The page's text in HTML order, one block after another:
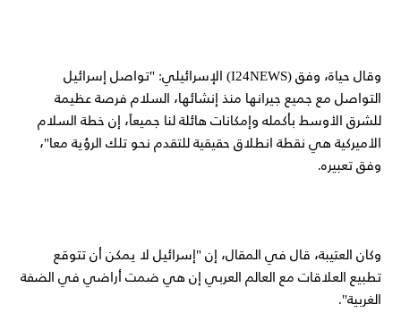
وقال حياة، وفق (I24NEWS) الإسرائيلي: "تواصل إسرائيل
التواصل مع جميع جيرانها منذ إنشائها، السلام فرصة عظيمة
للشرق الأوسط بأكمله وإمكانات هائلة لنا جميعاً، إن خطة السلام
الأميركية هي نقطة انطلاق حقيقية للتقدم نحو تلك الرؤية معا"،
وفق تعبيره.
وكان العتيبة، قال في المقال، إن "إسرائيل لا يمكن أن تتوقع
تطبيع العلاقات مع العالم العربي إن هي ضمت أراضي في الضفة
الغربية".